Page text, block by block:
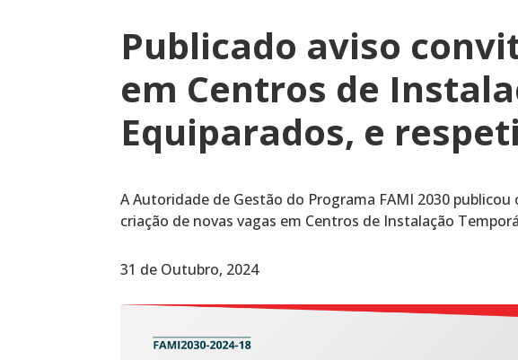
Publicado aviso
em Centros de
Equiparados, e
A Autoridade de Gestão do Programa FAMI 2030
criação de novas vagas em Centros de Instalação
31 de Outubro, 2024